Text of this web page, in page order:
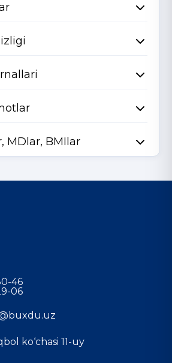
MDlar, BMIlar
46
06
ko‘chasi 11-uy